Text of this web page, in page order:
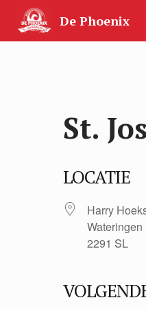
naar
De Phoenix
St.
LOCATIE
Harry
Wateringen
2291 SL